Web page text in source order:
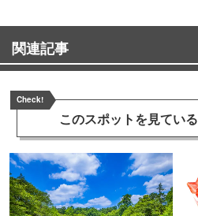
関連記事
Check!
このスポットを見ている